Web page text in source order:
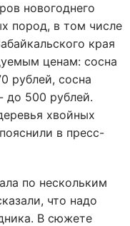
новогоднего
пород, в том числе
края
ценам: сосна
рублей, сосна
до 500 рублей.
хвойных
в пресс-
по нескольким
что надо
В сюжете